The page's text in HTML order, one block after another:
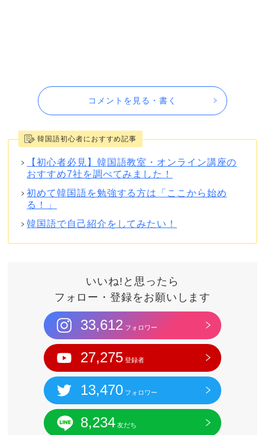
コメントを見る・書く
韓国語初心者におすすめ記事
【初心者必見】韓国語教室・オンライン講座の
おすすめ7社を調べてみました！
初めて韓国語を勉強する方は「ここから始め
る！」
韓国語で自己紹介をしてみたい！
いいね!と思ったら
フォロー・登録をお願いします
33,612 フォロワー
27,275 登録者
13,470 フォロワー
8,234 友だち